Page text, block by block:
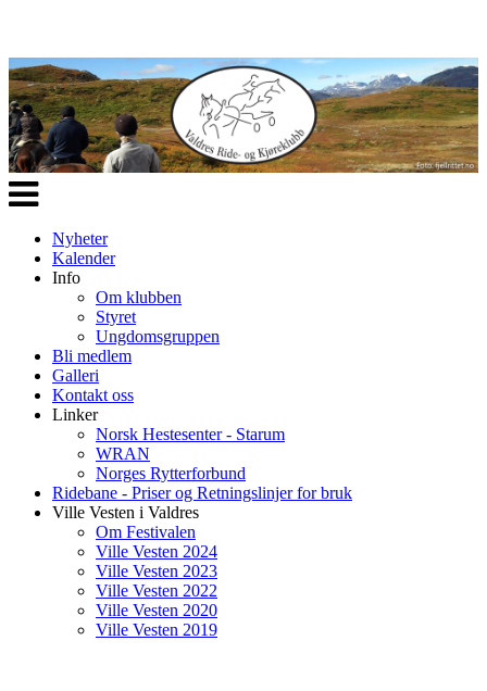
Veksle
navigasjon
Nyheter
Kalender
Info
Om klubben
Styret
Ungdomsgruppen
Bli medlem
Galleri
Kontakt oss
Linker
Norsk Hestesenter - Starum
WRAN
Norges Rytterforbund
Ridebane - Priser og Retningslinjer for bruk
Ville Vesten i Valdres
Om Festivalen
Ville Vesten 2024
Ville Vesten 2023
Ville Vesten 2022
Ville Vesten 2020
Ville Vesten 2019